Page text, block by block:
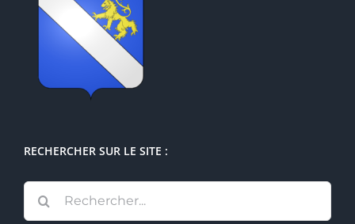
RECHERCHER SUR LE SITE :